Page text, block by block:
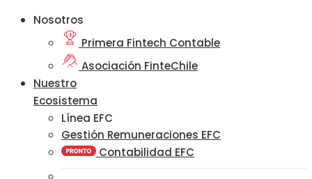
Nosotros
Primera Fintech Contable
Asociación FinteChile
Nuestro
Ecosistema
Línea EFC
Gestión Remuneraciones EFC
Contabilidad EFC